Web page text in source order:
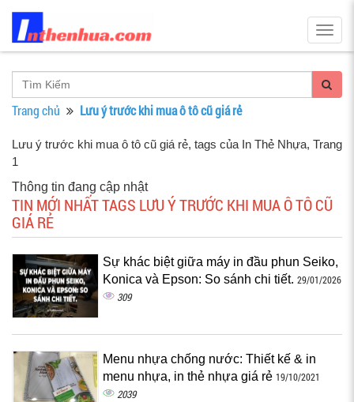
Trang chủ Lưu ý trước khi mua ô tô cũ giá rẻ
Lưu ý trước khi mua ô tô cũ giá rẻ, tags của In Thẻ Nhựa, Trang
1
Thông tin đang cập nhật
TIN MỚI NHẤT TAGS LƯU Ý TRƯỚC KHI MUA Ô TÔ CŨ
GIÁ RẺ
Sự khác biệt giữa máy in đầu phun Seiko,
Konica và Epson: So sánh chi tiết. 29/01/2026
309
Menu nhựa chống nước: Thiết kế & in
menu nhựa, in thẻ nhựa giá rẻ 19/10/2021
2039